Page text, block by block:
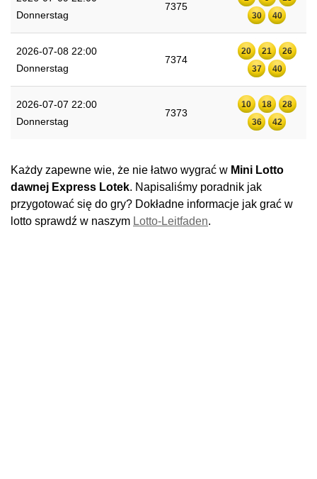
Donnerstag
7375
30
40
2026-07-08 22:00
Donnerstag
7374
20 21
26
37
40
2026-07-07 22:00
Donnerstag
7373
10 18
28
36
42
Każdy zapewne wie, że nie łatwo wygrać w Mini Lotto
dawnej Express Lotek. Napisaliśmy poradnik jak
przygotować się do gry? Dokładne informacje jak grać w
lotto sprawdź w naszym Lotto-Leitfaden.